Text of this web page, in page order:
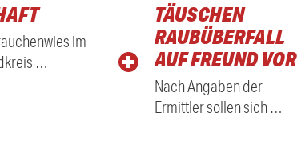
im
…
TÄUSCHEN
RAUBÜBERFALL
AUF FREUND VOR
Nach Angaben der
Ermittler sollen sich …